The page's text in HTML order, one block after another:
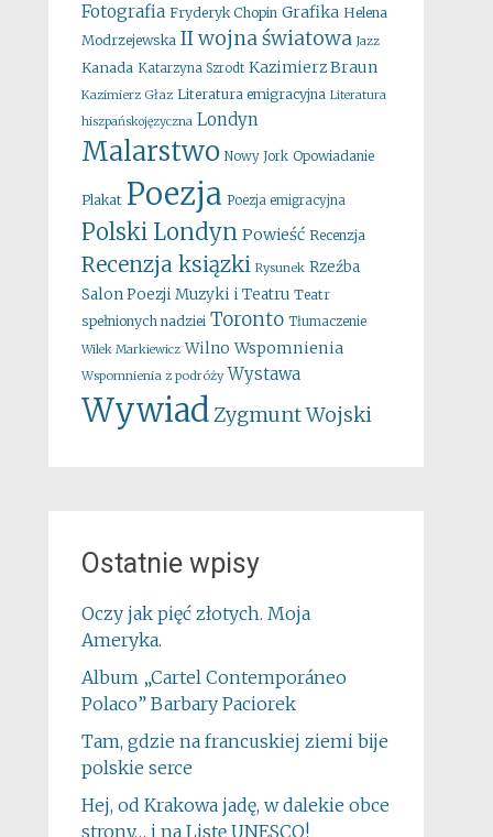
Fotografia Fryderyk Chopin Grafika Helena
Modrzejewska II wojna światowa Jazz
Kanada Katarzyna Szrodt Kazimierz Braun
Kazimierz Głaz Literatura emigracyjna Literatura
hiszpańskojęzyczna Londyn
Malarstwo Nowy Jork Opowiadanie
Plakat Poezja Poezja emigracyjna
Polski Londyn Powieść Recenzja
Recenzja ksiązki Rysunek Rzeźba
Salon Poezji Muzyki i Teatru Teatr
spełnionych nadziei Toronto Tłumaczenie
Wilek Markiewicz Wilno Wspomnienia
Wspomnienia z podróży Wystawa
WywiadZygmunt Wojski
Ostatnie wpisy
Oczy jak pięć złotych. Moja
Ameryka.
Album „Cartel Contemporáneo
Polaco” Barbary Paciorek
Tam, gdzie na francuskiej ziemi bije
polskie serce
Hej, od Krakowa jadę, w dalekie obce
strony… i na Listę UNESCO!